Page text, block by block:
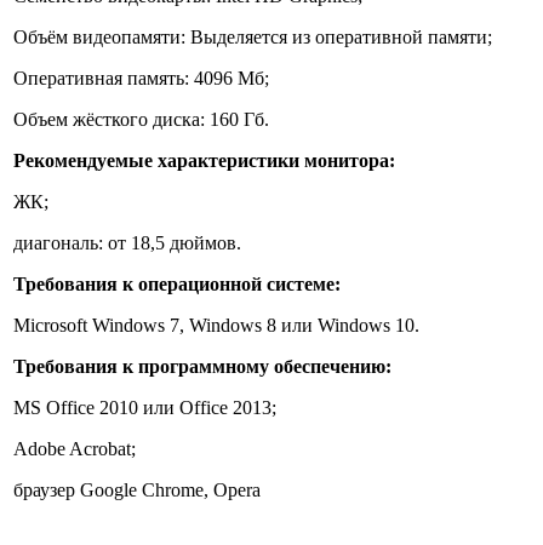
Объём видеопамяти: Выделяется из оперативной памяти;
Оперативная память: 4096 Мб;
Объем жёсткого диска: 160 Гб.
Рекомендуемые характеристики монитора:
ЖК;
диагональ: от 18,5 дюймов.
Требования к операционной системе:
Microsoft Windows 7, Windows 8 или Windows 10.
Требования к программному обеспечению:
MS Office 2010 или Office 2013;
Adobe Acrobat;
браузер Google Chrome, Opera